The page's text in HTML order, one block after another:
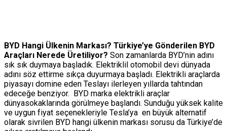
BYD Hangi Ülkenin Markası? Türkiye’ye Gönderilen BYD
Araçları Nerede Üretiliyor? Son zamanlarda BYD’nin adını
sık sık duymaya başladık. Elektriklil otomobil devi dünyada
adını söz ettirme sıkça duyurmaya başladı. Elektrikli araçlarda
piyasayı domine eden Teslayı ilerleyen yıllarda tahtından
edeceğe benziyor. BYD marka elektrikli araçlar
dünyasokaklarında görülmeye başlandı. Sunduğu yüksek kalite
ve uygun fiyat seçenekleriyle Tesla’ya en büyük alternatif
olarak sivrilen BYD hangi ülkenin markası sorusu da Türkiye’de